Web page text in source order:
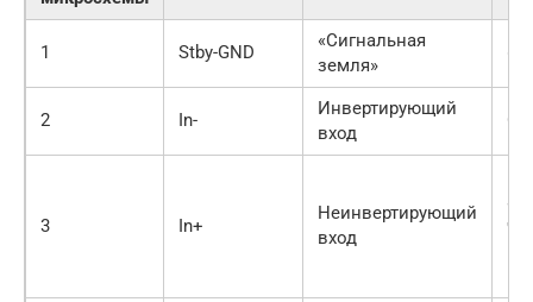
1 Stby-GND
«Сигнальная
земля»
2 In-
Инвертирующий
вход
3 In+
Неинвертирующий
вход